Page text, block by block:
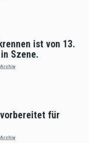
ist von 13.
Szene.
Archiv
für
Archiv